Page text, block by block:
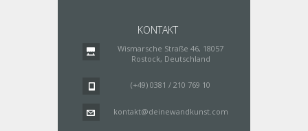
KONTAKT
Wismarsche Straße 46, 18057
Rostock, Deutschland
(+49) 0381 / 210 769 10
kontakt@deinewandkunst.com